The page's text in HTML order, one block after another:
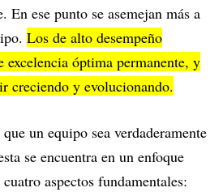
En ese punto se asemejan más a
Los de alto desempeño
excelencia óptima permanente, y
creciendo y evolucionando.
un equipo sea verdaderamente
se encuentra en un enfoque
aspectos fundamentales: